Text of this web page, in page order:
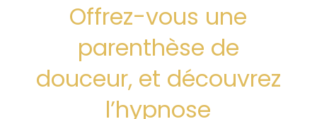
Offrez-vous une
parenthèse de
douceur, et découvrez
l’hypnose